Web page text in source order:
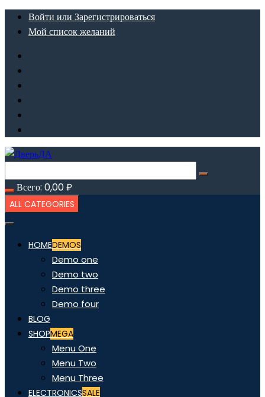
ПерейтиВойти или Зарегистрироваться
Мой список желаний
Всего: 0,00₽
ALL CATEGORIES
HOMEDEMOS
Demo one
Demo two
Demo three
Demo four
BLOG
SHOPMEGA
Menu One
Menu Two
Menu Three
ELECTRONICSSALE